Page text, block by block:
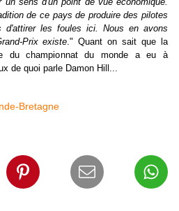
de ce pays de produire des pilotes
d'attirer les foules ici. Nous en avons
Prix existe." Quant on sait que la
du championnat du monde a eu à
de quoi parle Damon Hill...
Bretagne